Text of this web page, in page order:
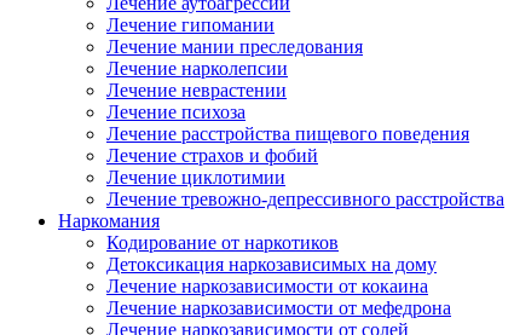
Лечение гипомании
Лечение мании преследования
Лечение нарколепсии
Лечение неврастении
Лечение психоза
Лечение расстройства пищевого поведения
Лечение страхов и фобий
Лечение циклотимии
Лечение тревожно-депрессивного расстройства
Наркомания
Кодирование от наркотиков
Детоксикация наркозависимых на дому
Лечение наркозависимости от кокаина
Лечение наркозависимости от мефедрона
Лечение наркозависимости от солей